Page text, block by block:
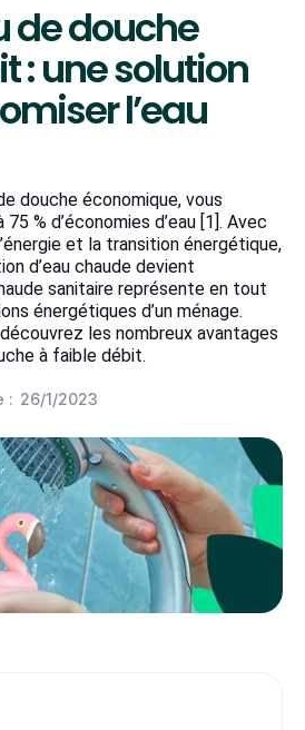
de douche
: une solution
l’eau
douche économique, vous
% d’économies d’eau [1]. Avec
et la transition énergétique,
d’eau chaude devient
sanitaire représente en tout
énergétiques d’un ménage.
les nombreux avantages
à faible débit.
: 26/1/2023